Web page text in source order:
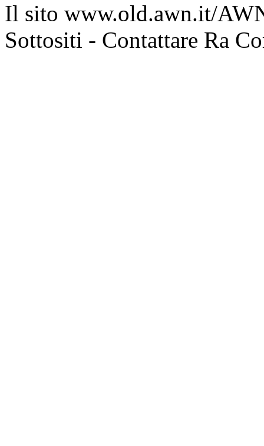
Il sito www.old.awn.it/
Sottositi - Contattare Ra